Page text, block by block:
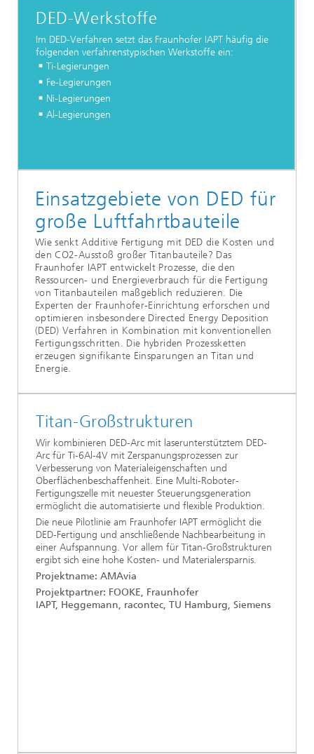
DED-Werkstoffe
Im DED-Verfahren setzt das Fraunhofer IAPT häufig die
folgenden verfahrenstypischen Werkstoffe ein:
Ti-Legierungen
Fe-Legierungen
Ni-Legierungen
Al-Legierungen
Einsatzgebiete von DED für
große Luftfahrtbauteile
Wie senkt Additive Fertigung mit DED die Kosten und
den CO2-Ausstoß großer Titanbauteile? Das
Fraunhofer IAPT entwickelt Prozesse, die den
Ressourcen- und Energieverbrauch für die Fertigung
von Titanbauteilen maßgeblich reduzieren. Die
Experten der Fraunhofer-Einrichtung erforschen und
optimieren insbesondere Directed Energy Deposition
(DED) Verfahren in Kombination mit konventionellen
Fertigungsschritten. Die hybriden Prozessketten
erzeugen signifikante Einsparungen an Titan und
Energie.
Titan-Großstrukturen
Wir kombinieren DED-Arc mit laserunterstütztem DED-
Arc für Ti-6Al-4V mit Zerspanungsprozessen zur
Verbesserung von Materialeigenschaften und
Oberflächenbeschaffenheit. Eine Multi-Roboter-
Fertigungszelle mit neuester Steuerungsgeneration
ermöglicht die automatisierte und flexible Produktion.
Die neue Pilotlinie am Fraunhofer IAPT ermöglicht die
DED-Fertigung und anschließende Nachbearbeitung in
einer Aufspannung. Vor allem für Titan-Großstrukturen
ergibt sich eine hohe Kosten- und Materialersparnis.
Projektname: AMAvia
Projektpartner: FOOKE, Fraunhofer
IAPT, Heggemann, racontec, TU Hamburg, Siemens